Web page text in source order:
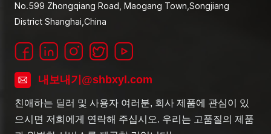
No.599 Zhongqiang Road, Maogang Town,Songjiang
District Shanghai,China
내보내기@shbxyl.com
친애하는 딜러 및 사용자 여러분, 회사 제품에 관심이 있
으시면 저희에게 연락해 주십시오. 우리는 고품질의 제품